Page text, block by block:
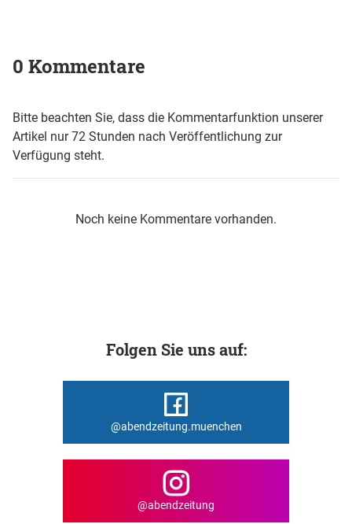
0 Kommentare
Bitte beachten Sie, dass die Kommentarfunktion unserer
Artikel nur 72 Stunden nach Veröffentlichung zur
Verfügung steht.
Noch keine Kommentare vorhanden.
Folgen Sie uns auf:
@abendzeitung.muenchen
@abendzeitung